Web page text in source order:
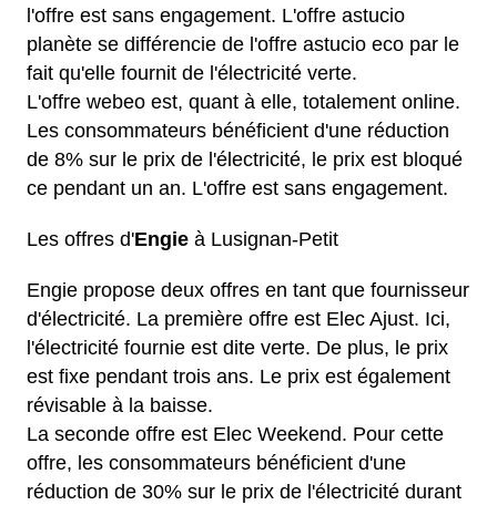
l'offre est sans engagement. L'offre astucio
planète se différencie de l'offre astucio eco par le
fait qu'elle fournit de l'électricité verte.
L'offre webeo est, quant à elle, totalement online.
Les consommateurs bénéficient d'une réduction
de 8% sur le prix de l'électricité, le prix est bloqué
ce pendant un an. L'offre est sans engagement.
Les offres d'Engie à Lusignan-Petit
Engie propose deux offres en tant que fournisseur
d'électricité. La première offre est Elec Ajust. Ici,
l'électricité fournie est dite verte. De plus, le prix
est fixe pendant trois ans. Le prix est également
révisable à la baisse.
La seconde offre est Elec Weekend. Pour cette
offre, les consommateurs bénéficient d'une
réduction de 30% sur le prix de l'électricité durant